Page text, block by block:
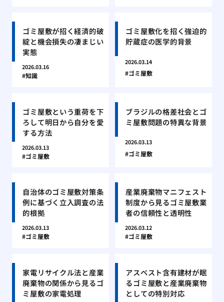
ゴミ屋敷が招く経済的破
綻と機会損失の凄まじい
実態
2026.03.16
知識
ゴミ屋敷化を招く強迫的
貯蔵症の医学的背景
2026.03.14
ゴミ屋敷
ゴミ屋敷という重荷を下
ろして明日から自分を愛
する方法
2026.03.13
ゴミ屋敷
ブラジルの格差社会とゴ
ミ屋敷問題の特異な背景
2026.03.13
ゴミ屋敷
自治体のゴミ屋敷対策条
例に基づく立入調査の法
的根拠
2026.03.13
ゴミ屋敷
産業廃棄物マニフェスト
制度から見るゴミ屋敷業
者の信頼性と透明性
2026.03.12
ゴミ屋敷
家電リサイクル法と産業
廃棄物の関係から見るゴ
ミ屋敷の家電処理
アスベスト含有建材が眠
るゴミ屋敷と産業廃棄物
としての特別対応